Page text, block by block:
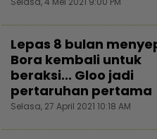
Lepas 8 bulan
Bora kembali untuk
beraksi... Gloo jadi
pertaruhan pertama
Selasa, 27 April 2021 10:18 AM